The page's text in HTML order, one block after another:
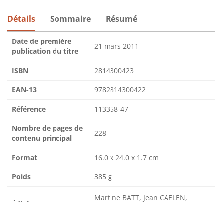
Détails Sommaire Résumé
Date de première
publication du titre
21 mars 2011
ISBN 2814300423
EAN-13 9782814300422
Référence 113358-47
Nombre de pages de
contenu principal
228
Format 16.0 x 24.0 x 1.7 cm
Poids 385 g
Martine BATT, Jean CAELEN,